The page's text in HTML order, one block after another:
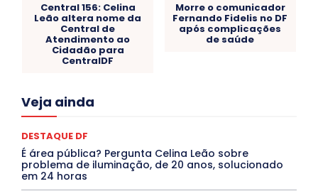
Central 156: Celina
Leão altera nome da
Central de
Atendimento ao
Cidadão para
CentralDF
Morre o comunicador
Fernando Fidelis no DF
após complicações
de saúde
Veja ainda
Acre
Ceará
CONTRATO TEMPORÁRIO
Crônica Política
Crônicas
CULTURA
Cultura e Tal
DANÇA Dengue
Denuncia
DESTAQUE DF
É área pública? Pergunta Celina Leão sobre
problema de iluminação, de 20 anos, solucionado
em 24 horas